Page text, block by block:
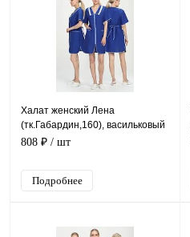
Халат женский Лена
(тк.Габардин,160), васильковый
808 ₽ / шт
Подробнее